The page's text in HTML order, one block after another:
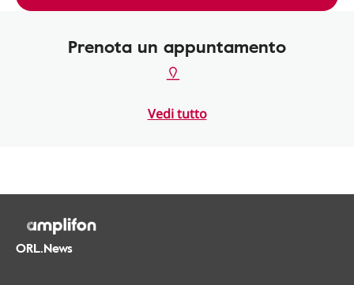
Prenota un appuntamento
Vedi tutto
ORL.News